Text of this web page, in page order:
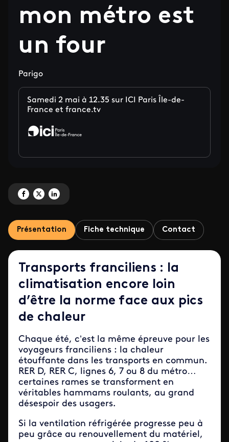
mon métro est
un four
Parigo
Samedi 2 mai à 12.35 sur ICI Paris Île-de-
France et france.tv
Partagez 'Au secours, mon métro est un four ' sur Facebook
Partagez 'Au secours, mon métro est un four ' sur X
Partagez 'Au secours, mon métro est un four ' sur LinkedIn
Présentation Fiche technique Contact
Transports franciliens : la
climatisation encore loin
d’être la norme face aux pics
de chaleur
Chaque été, c’est la même épreuve pour les
voyageurs franciliens : la chaleur
étouffante dans les transports en commun.
RER D, RER C, lignes 6, 7 ou 8 du métro…
certaines rames se transforment en
véritables hammams roulants, au grand
désespoir des usagers.
Si la ventilation réfrigérée progresse peu à
peu grâce au renouvellement du matériel,